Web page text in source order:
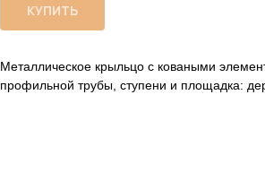
КУПИТЬ
Металлическое крыльцо с коваными
профильной трубы, ступени и площадка: